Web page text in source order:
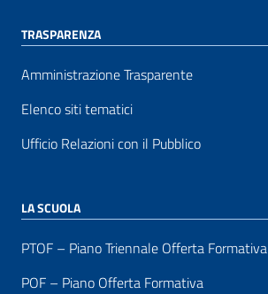
TRASPARENZA
Amministrazione Trasparente
Elenco siti tematici
Ufficio Relazioni con il Pubblico
LA SCUOLA
PTOF – Piano Triennale Offerta Formativa
POF – Piano Offerta Formativa